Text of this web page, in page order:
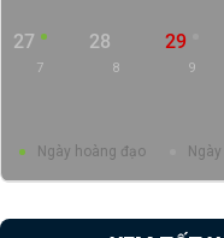
27
7
28
8
29
9
Ngày hoàng đạo